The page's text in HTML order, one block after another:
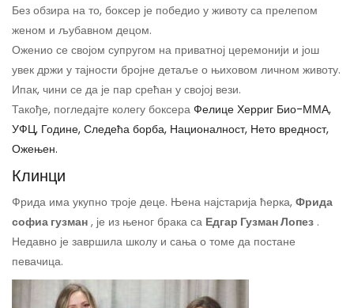
Без обзира на то, боксер је победио у животу са прелепом
женом и љубавном децом.
Оженио се својом супругом на приватној церемонији и још
увек држи у тајности бројне детаље о њиховом личном животу.
Ипак, чини се да је пар срећан у својој вези.
Такође, погледајте колегу боксера Фелице Херриг Био-ММА,
УФЦ, Године, Следећа борба, Националност, Нето вредност,
Ожењен.
Клинци
Фрида има укупно троје деце. Њена најстарија ћерка, Фрида
софиа гузман , је из њеног брака са Едгар Гузман Лопез .
Недавно је завршила школу и сања о томе да постане
певачица.